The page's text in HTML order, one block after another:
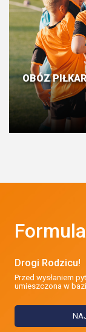
OBÓZ
Drogi Rodzicu!
Przed wysłaniem
umieszczona w